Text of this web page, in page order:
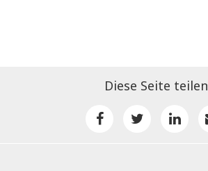
Diese Seite teilen